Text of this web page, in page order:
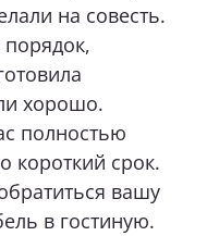
на совесть.
хорошо.
полностью
короткий срок.
вашу
в гостиную.